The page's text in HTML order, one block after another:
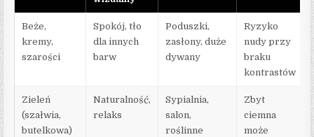
Beże,
kremy,
szarości
Spokój, tło
dla innych
barw
Poduszki,
zasłony, duże
dywany
Ryzyko
nudy przy
braku
kontrastów
Zieleń
(szałwia,
butelkowa)
Naturalność,
relaks
Sypialnia,
salon,
roślinne
Zbyt
ciemna
może